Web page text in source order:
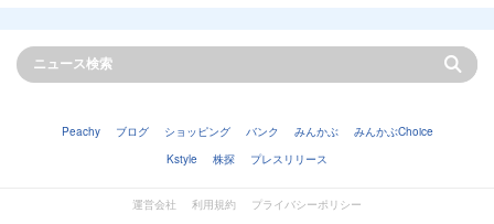
Peachy ブログ ショッピング バンク みんかぶ
みんかぶChoice
Kstyle
株探 プレスリリース
運営会社 利用規約
プライバシーポリシー